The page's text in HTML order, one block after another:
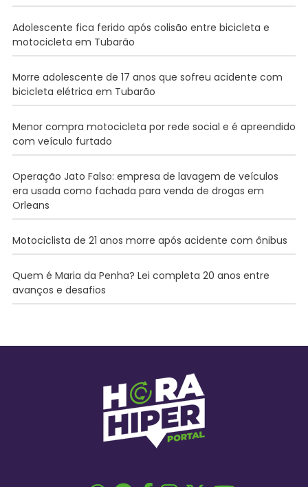
Adolescente fica ferido após colisão entre bicicleta e
motocicleta em Tubarão
Morre adolescente de 17 anos que sofreu acidente com
bicicleta elétrica em Tubarão
Menor compra motocicleta por rede social e é apreendido
com veículo furtado
Operação Jato Falso: empresa de lavagem de veículos
era usada como fachada para venda de drogas em
Orleans
Motociclista de 21 anos morre após acidente com ônibus
Quem é Maria da Penha? Lei completa 20 anos entre
avanços e desafios